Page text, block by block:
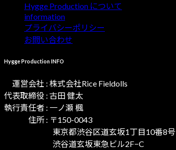
Hygge Production について
information
プライバシーポリシー
お問い合わせ
Hygge Production INFO
運営会社 : 株式会社Rice Fieldolls
代表取締役 : 古田 健太
執行責任者 : 一ノ瀬 楓
住所 : 〒150-0043
東京都渋谷区道玄坂1丁目10番8号
渋谷道玄坂東急ビル2F−C